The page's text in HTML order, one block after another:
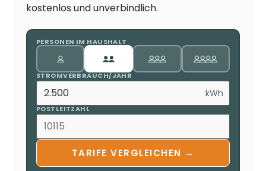
kostenlos und unverbindlich.
PERSONEN IM HAUSHALT
STROMVERBRAUCH/JAHR
kWh
POSTLEITZAHL
TARIFE VERGLEICHEN →